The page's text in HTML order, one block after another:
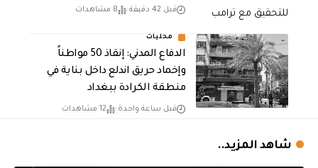
قبل 42 دقيقة 8 مشاهدات
محليات
الدفاع المدني: إنقاذ 50 مواطناً
وإخماد حريق اندلع داخل بناية في
منطقة الكرادة ببغداد
قبل ساعة واحدة 12 مشاهدات
شاهد المزيد..